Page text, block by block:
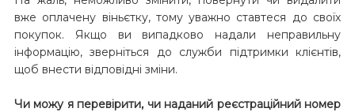
вже оплачену віньєтку, тому уважно ставтеся до своїх
покупок. Якщо ви випадково надали неправильну
інформацію, зверніться до служби підтримки клієнтів,
щоб внести відповідні зміни.
Чи можу я перевірити, чи наданий реєстраційний номер